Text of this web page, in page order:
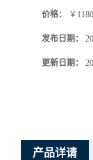
价格： ￥
发布日期：
更新日期：
产品详请